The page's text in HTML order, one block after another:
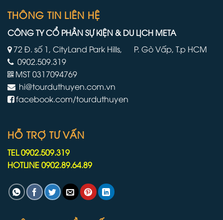
trên
tàu
du
lịch
chiến
Iran
THÔNG TIN LIÊN HỆ
CÔNG TY CỔ PHẦN SỰ KIỆN & DU LỊCH META
72 Đ. số 1, CityLand Park Hills, P. Gò Vấp, T.p HCM
0902.509.319
MST 0317094769
hi@tourduthuyen.com.vn
facebook.com/tourduthuyen
HỖ TRỢ TƯ VẤN
TEL 0902.509.319
HOTLINE 0902.89.64.89